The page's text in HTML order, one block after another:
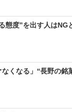
態度”を出す人はNG
なくなる」“長野の